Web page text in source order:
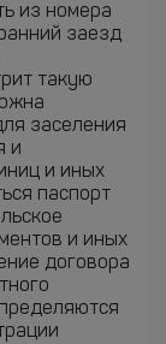
из номера
заезд
такую
заселения
и
и иных
паспорт
и иных
договора